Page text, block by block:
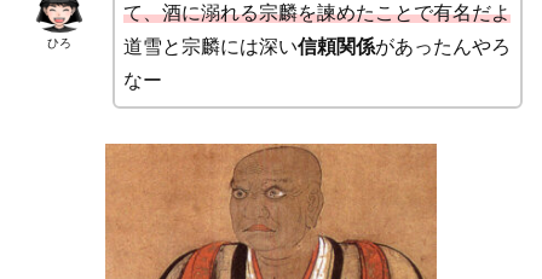
ひろ
て、酒に溺れる宗麟を諫めたことで有名だよ
道雪と宗麟には深い信頼関係があったんやろ
なー